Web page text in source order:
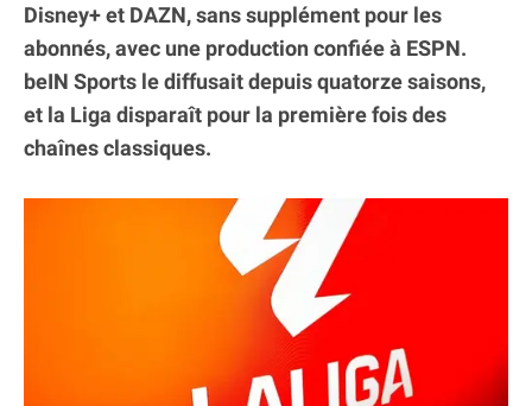
Disney+ et DAZN, sans supplément pour les
abonnés, avec une production confiée à ESPN.
beIN Sports le diffusait depuis quatorze saisons,
et la Liga disparaît pour la première fois des
chaînes classiques.